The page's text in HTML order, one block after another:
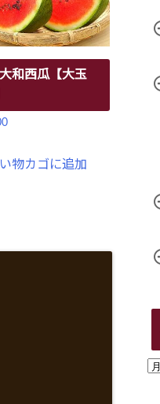
和西瓜【大玉
物カゴに追加
ア